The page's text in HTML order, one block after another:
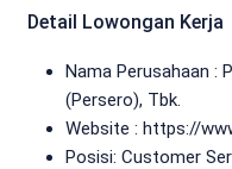
Detail Lowongan Kerja
Nama Perusahaan :
(Persero), Tbk.
Website : https://
Posisi: Customer